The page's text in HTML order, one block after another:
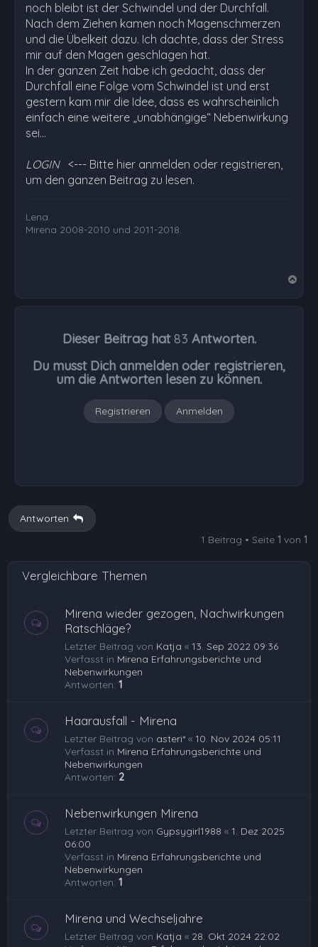
noch bleibt ist der Schwindel und der Durchfall.
Nach dem Ziehen kamen noch Magenschmerzen
und die Übelkeit dazu. Ich dachte, dass der Stress
mir auf den Magen geschlagen hat.
In der ganzen Zeit habe ich gedacht, dass der
Durchfall eine Folge vom Schwindel ist und erst
gestern kam mir die Idee, dass es wahrscheinlich
einfach eine weitere „unabhängige“ Nebenwirkung
sei…
LOGIN <--- Bitte hier anmelden oder registrieren,
um den ganzen Beitrag zu lesen.
Lena.
Mirena 2008-2010 und 2011-2018.
Dieser Beitrag hat83 Antworten.
Du musst Dich anmelden oder registrieren,
um die Antworten lesen zu können.
Registrieren Anmelden
Antworten
1 Beitrag • Seite 1 von 1
Vergleichbare Themen
Mirena wieder gezogen, Nachwirkungen
Ratschläge?
Letzter Beitrag von Katja « 13. Sep 2022 09:36
Verfasst in Mirena Erfahrungsberichte und
Nebenwirkungen
Antworten: 1
Haarausfall - Mirena
Letzter Beitrag von asteri* « 10. Nov 2024 05:11
Verfasst in Mirena Erfahrungsberichte und
Nebenwirkungen
Antworten: 2
Nebenwirkungen Mirena
Letzter Beitrag von Gypsygirl1988 « 1. Dez 2025
06:00
Verfasst in Mirena Erfahrungsberichte und
Nebenwirkungen
Antworten: 1
Mirena und Wechseljahre
Letzter Beitrag von Katja « 28. Okt 2024 22:02